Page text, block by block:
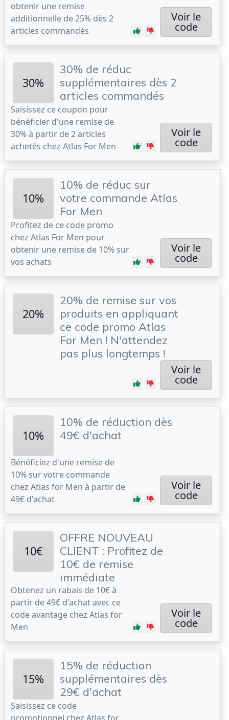
obtenir une remise
additionnelle de 25% dès 2
articles commandés
Voir le
code
30%
30% de réduc
supplémentaires dès 2
articles commandés
Saisissez ce coupon pour
bénéficier d'une remise de
30% à partir de 2 articles
achetés chez Atlas For Men
Voir le
code
10%
10% de réduc sur
votre commande Atlas
For Men
Profitez de ce code promo
chez Atlas For Men pour
obtenir une remise de 10% sur
vos achats
Voir le
code
20%
20% de remise sur vos
produits en appliquant
ce code promo Atlas
For Men ! N'attendez
pas plus longtemps !
Voir le
code
10%
10% de réduction dès
49€ d'achat
Bénéficiez d'une remise de
10% sur votre commande
chez Atlas for Men à partir de
49€ d'achat
Voir le
code
10€
OFFRE NOUVEAU
CLIENT : Profitez de
10€ de remise
immédiate
Obtenez un rabais de 10€ à
partir de 49€ d'achat avec ce
code avantage chez Atlas for
Men
Voir le
code
15%
15% de réduction
supplémentaires dès
29€ d'achat
Saisissez ce code